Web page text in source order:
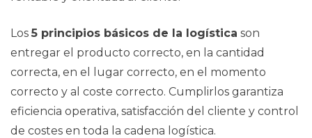
Los 5 principios básicos de la logística son
entregar el producto correcto, en la cantidad
correcta, en el lugar correcto, en el momento
correcto y al coste correcto. Cumplirlos garantiza
eficiencia operativa, satisfacción del cliente y control
de costes en toda la cadena logística.